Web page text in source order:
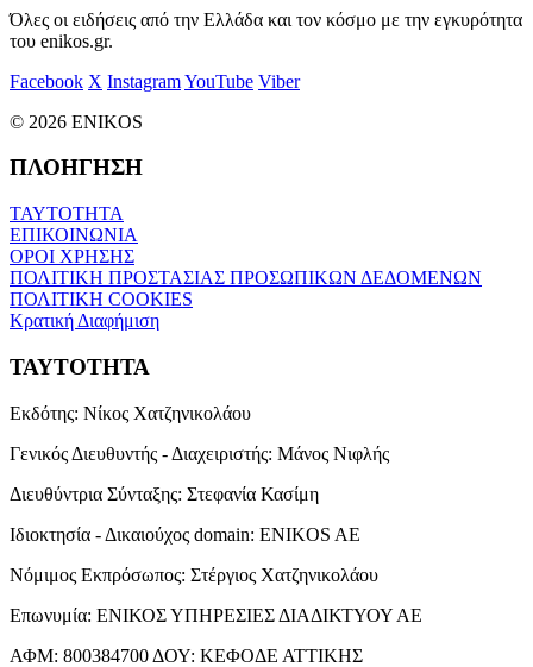
Όλες οι ειδήσεις από την Ελλάδα και τον κόσμο με την εγκυρότητα
του enikos.gr.
Facebook X InstagramYouTube Viber
© 2026 ENIKOS
ΠΛΟΗΓΗΣΗ
ΤΑΥΤΟΤΗΤΑ
ΕΠΙΚΟΙΝΩΝΙΑ
ΟΡΟΙ ΧΡΗΣΗΣ
ΠΟΛΙΤΙΚΗ ΠΡΟΣΤΑΣΙΑΣ ΠΡΟΣΩΠΙΚΩΝ ΔΕΔΟΜΕΝΩΝ
ΠΟΛΙΤΙΚΗ COOKIES
Κρατική Διαφήμιση
ΤΑΥΤΟΤΗΤΑ
Εκδότης: Νίκος Χατζηνικολάου
Γενικός Διευθυντής - Διαχειριστής: Μάνος Νιφλής
Διευθύντρια Σύνταξης: Στεφανία Κασίμη
Ιδιοκτησία - Δικαιούχος domain: ENIKOS AE
Νόμιμος Εκπρόσωπος: Στέργιος Χατζηνικολάου
Επωνυμία: ΕΝΙΚΟΣ ΥΠΗΡΕΣΙΕΣ ΔΙΑΔΙΚΤΥΟΥ ΑΕ
ΑΦΜ: 800384700 ΔΟΥ: ΚΕΦΟΔΕ ΑΤΤΙΚΗΣ